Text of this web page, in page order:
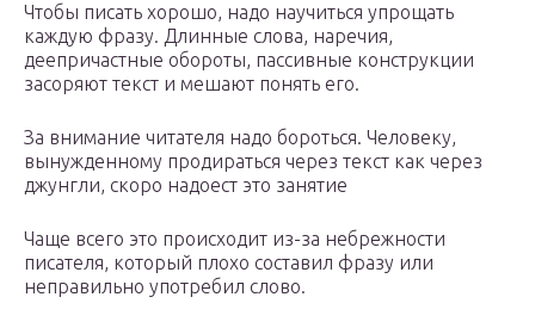
Чтобы писать хорошо, надо научиться упрощать
каждую фразу. Длинные слова, наречия,
деепричастные обороты, пассивные конструкции
засоряют текст и мешают понять его.
За внимание читателя надо бороться. Человеку,
вынужденному продираться через текст как через
джунгли, скоро надоест это занятие
Чаще всего это происходит из-за небрежности
писателя, который плохо составил фразу или
неправильно употребил слово.